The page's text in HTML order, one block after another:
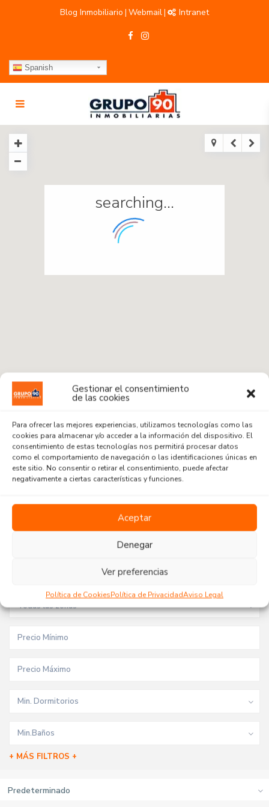
Gestionar el consentimiento
de las cookies
Para ofrecer las mejores experiencias, utilizamos tecnologías como las
cookies para almacenar y/o acceder a la información del dispositivo. El
consentimiento de estas tecnologías nos permitirá procesar datos
como el comportamiento de navegación o las identificaciones únicas en
este sitio. No consentir o retirar el consentimiento, puede afectar
negativamente a ciertas características y funciones.
Aceptar
Denegar
Ver preferencias
Política de CookiesPolítica de PrivacidadAviso Legal
Blog Inmobiliario | Webmail| Intranet
Spanish
searching...
Radius:1 km
Todas las zonas
Min. Dormitorios
Min.Baños
+ MÁS FILTROS +
Predeterminado